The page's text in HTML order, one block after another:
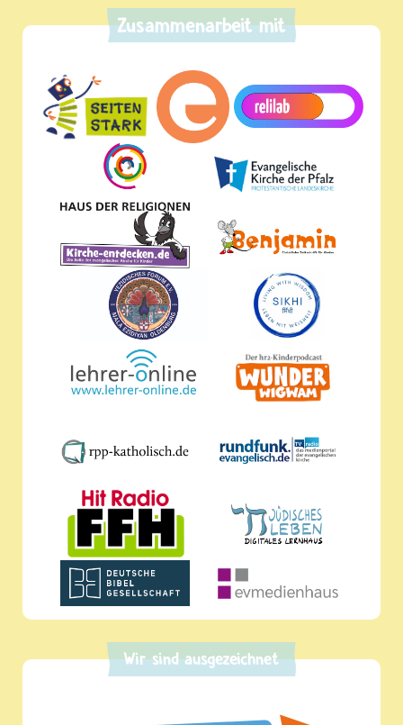
Zusammenarbeit mit
Wir sind ausgezeichnet